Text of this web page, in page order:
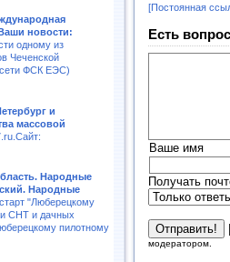
новости:
одному из
Чеченской
ФСК ЕЭС)
и
массовой
Народные
Народные
"Люберецкому
СНТ и дачных
пилотному
[Постоянная
Есть
Ваше имя
Получать
модератором.